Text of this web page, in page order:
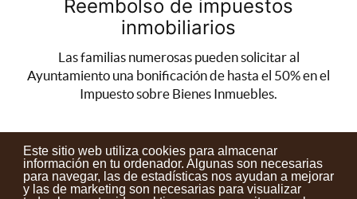
Este sitio web utiliza cookies para almacenar
información en tu ordenador. Algunas son necesarias
para navegar, las de estadísticas nos ayudan a mejorar
y las de marketing son necesarias para visualizar
Reembolso de impuestos
inmobiliarios
Las familias numerosas pueden solicitar al
Ayuntamiento una bonificación de hasta el 50% en el
Impuesto sobre Bienes Inmuebles.